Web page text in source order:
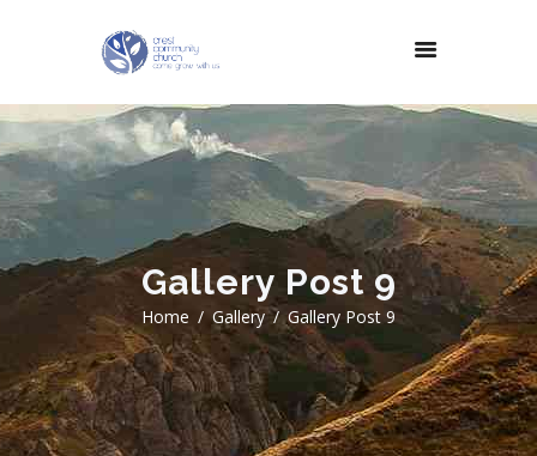
Gallery Post 9
Home Gallery Gallery Post 9